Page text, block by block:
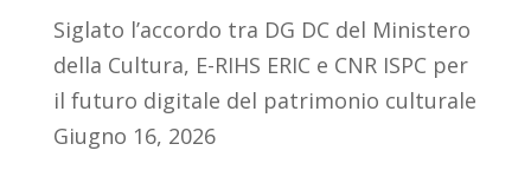
Siglato l’accordo tra DG DC del Ministero
della Cultura, E-RIHS ERIC e CNR ISPC per
il futuro digitale del patrimonio culturale
Giugno 16, 2026